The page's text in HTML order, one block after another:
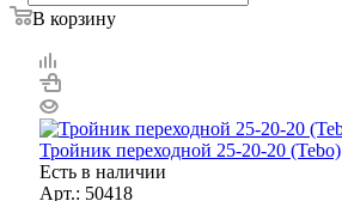
В корзину
Тройник переходной 25-20-20 (Tebo)
Есть в наличии
Арт.: 50418